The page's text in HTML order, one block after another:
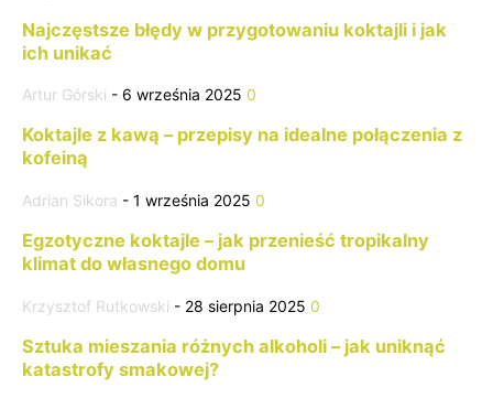
Najczęstsze błędy w przygotowaniu koktajli i jak
ich unikać
Artur Górski - 6 września 2025 0
Koktajle z kawą – przepisy na idealne połączenia z
kofeiną
Adrian Sikora - 1 września 2025 0
Egzotyczne koktajle – jak przenieść tropikalny
klimat do własnego domu
Krzysztof Rutkowski - 28 sierpnia 2025 0
Sztuka mieszania różnych alkoholi – jak uniknąć
katastrofy smakowej?